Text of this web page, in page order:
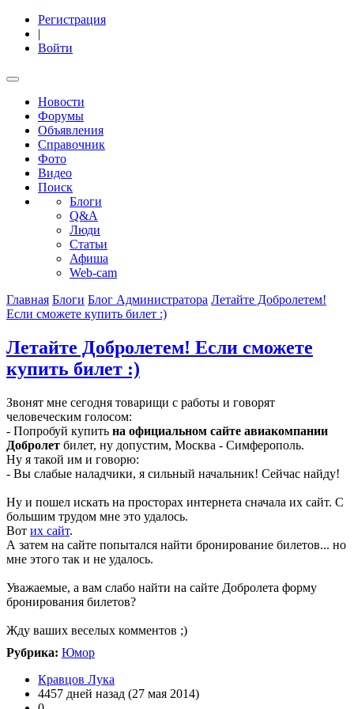
Регистрация
|
Войти
Новости
Форумы
Объявления
Справочник
Фото
Видео
Поиск
Блоги
Q&A
Люди
Статьи
Афиша
Web-cam
Главная Блоги Блог Администратора Летайте Добролетем!
Если сможете купить билет :)
Летайте Добролетем! Если сможете
купить билет :)
Звонят мне сегодня товарищи с работы и говорят
человеческим голосом:
- Попробуй купить на официальном сайте авиакомпании
Добролет билет, ну допустим, Москва - Симферополь.
Ну я такой им и говорю:
- Вы слабые наладчики, я сильный начальник! Сейчас найду!
Ну и пошел искать на просторах интернета сначала их сайт. С
большим трудом мне это удалось.
Вот их сайт.
А затем на сайте попытался найти бронирование билетов... но
мне этого так и не удалось.
Уважаемые, а вам слабо найти на сайте Добролета форму
бронирования билетов?
Жду ваших веселых комментов ;)
Рубрика: Юмор
Кравцов Лука
4457 дней назад (27 мая 2014)